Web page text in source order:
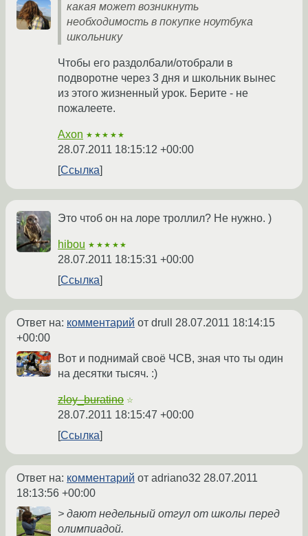
какая может возникнуть
необходимость в покупке ноутбука
школьнику
Чтобы его раздолбали/отобрали в
подворотне через 3 дня и школьник вынес
из этого жизненный урок. Берите - не
пожалеете.
Axon ★★★★★
28.07.2011 18:15:12 +00:00
Ссылка
Это чтоб он на лоре троллил? Не нужно. )
hibou ★★★★★
28.07.2011 18:15:31 +00:00
Ссылка
Ответ на: комментарий от drull 28.07.2011 18:14:15
+00:00
Вот и поднимай своё ЧСВ, зная что ты один
на десятки тысяч. :)
zloy_buratino ☆
28.07.2011 18:15:47 +00:00
Ссылка
Ответ на: комментарий от adriano32 28.07.2011
18:13:56 +00:00
> дают недельный отгул от школы перед
олимпиадой.